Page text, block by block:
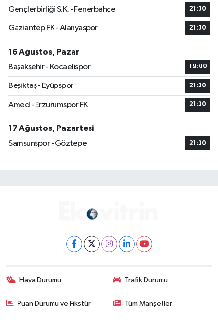
Gençlerbirliği S.K. - Fenerbahçe 21:30
Gaziantep FK - Alanyaspor 21:30
16 Ağustos, Pazar
Başakşehir - Kocaelispor
19:00
Beşiktaş - Eyüpspor 21:30
Amed - Erzurumspor FK 21:30
17 Ağustos, Pazartesi
Samsunspor - Göztepe
21:30
Hava Durumu Trafik Durumu
Puan Durumu ve Fikstür Tüm Manşetler